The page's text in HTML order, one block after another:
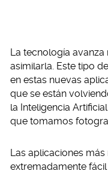
La tecnología
asimilarla. Este tipo
en estas nuevas
que se están
la Inteligencia
que tomamos
Las aplicaciones
extremadamente